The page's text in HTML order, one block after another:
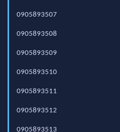
0905893507
0905893508
0905893509
0905893510
0905893511
0905893512
0905893513